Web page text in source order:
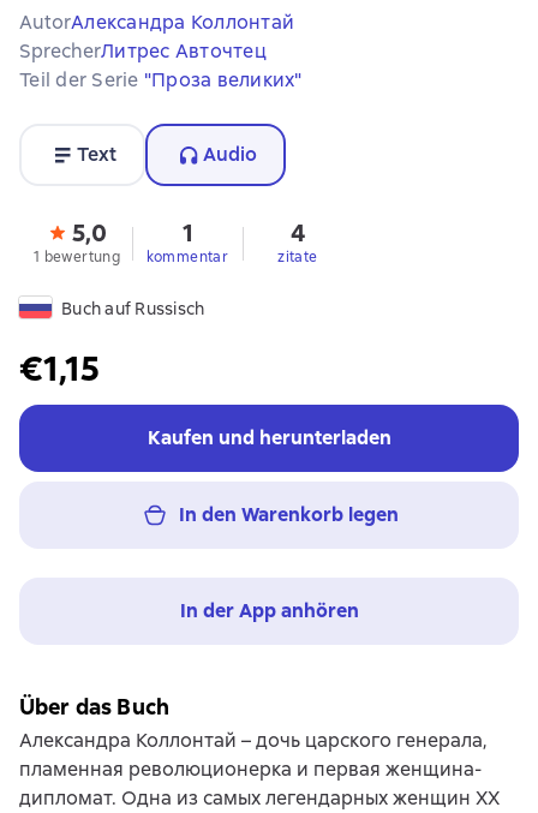
AutorАлександра Коллонтай
SprecherЛитрес Авточтец
Teil der Serie "Проза великих"
Text Audio
5,0
1 bewertung
1
kommentar
4
zitate
Buch auf Russisch
€1,15
Kaufen und herunterladen
In den Warenkorb legen
In der App anhören
Über das Buch
Александра Коллонтай – дочь царского генерала,
пламенная революционерка и первая женщина-
дипломат. Одна из самых легендарных женщин XX